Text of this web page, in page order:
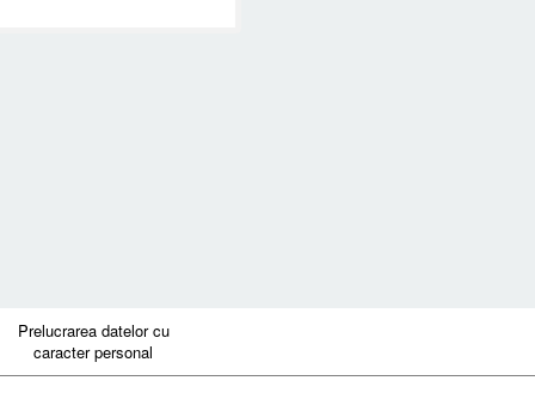
Prelucrarea datelor cu
caracter personal